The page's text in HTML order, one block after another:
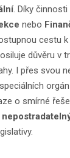
. Díky
nebo
cestu
důvěru v
I přes svou
o smírné